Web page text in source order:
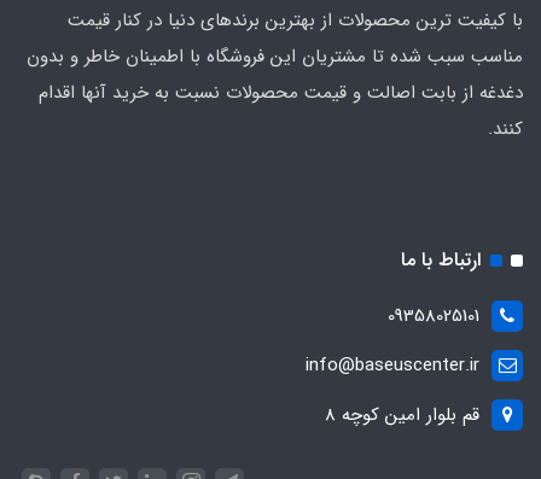
با کیفیت‌ ترین محصولات از بهترین برندهای دنیا در کنار قیمت
مناسب سبب شده تا مشتریان این فروشگاه با اطمینان خاطر و بدون
دغدغه از بابت اصالت و قیمت محصولات نسبت به خرید آنها اقدام
کنند.
ارتباط با ما
09358025101
info@baseuscenter.ir
قم بلوار امین کوچه 8